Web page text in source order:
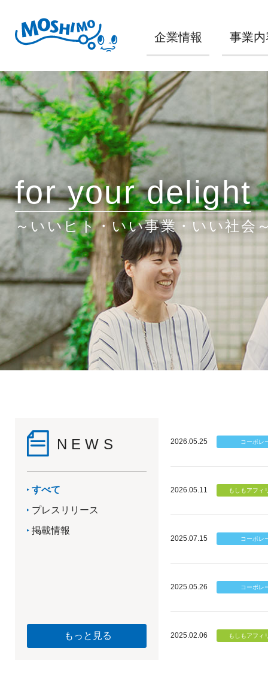
企業情報 事業内
for your delight
～いいヒト・いい事業・いい社会
NEWS
すべて
プレスリリース
掲載情報
もっと見る
2026.05.25
2026.05.11
2025.07.15
2025.05.26
2025.02.06